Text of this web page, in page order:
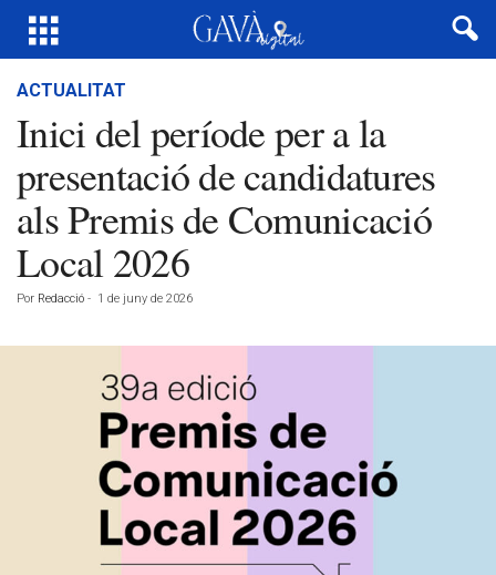
ACTUALITAT
Inici del període per a la
presentació de candidatures
als Premis de Comunicació
Local 2026
Por Redacció - 1 de juny de 2026